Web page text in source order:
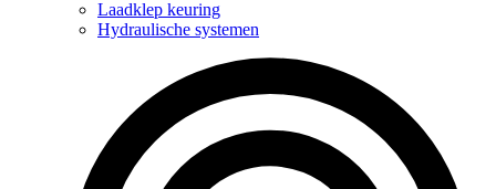
Laadklep keuring
Hydraulische systemen